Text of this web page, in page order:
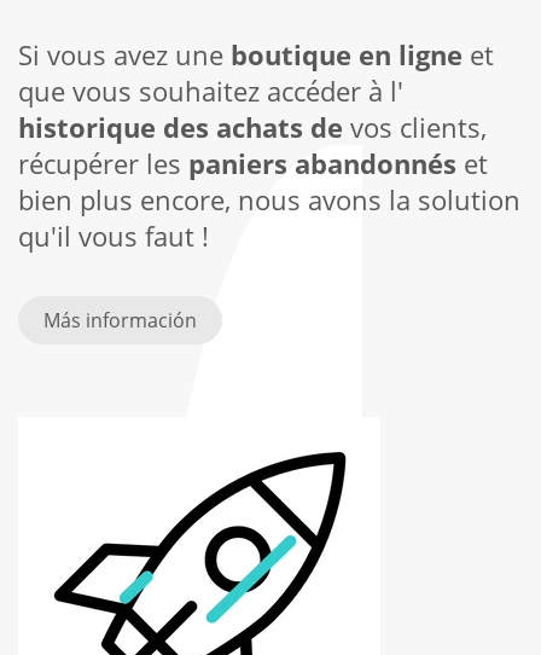
Si vous avez une boutique en ligne et
que vous souhaitez accéder à l'
historique des achats de vos clients,
récupérer les paniers abandonnés et
bien plus encore, nous avons la solution
qu'il vous faut !
Más información